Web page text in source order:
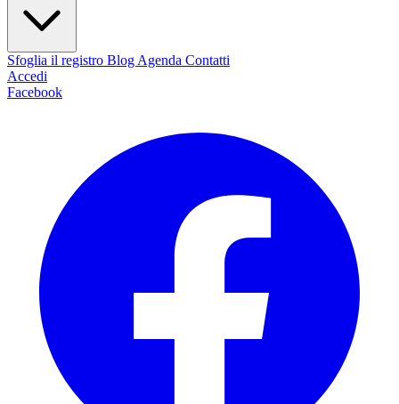
Sfoglia il registro Blog Agenda Contatti
Accedi
Facebook